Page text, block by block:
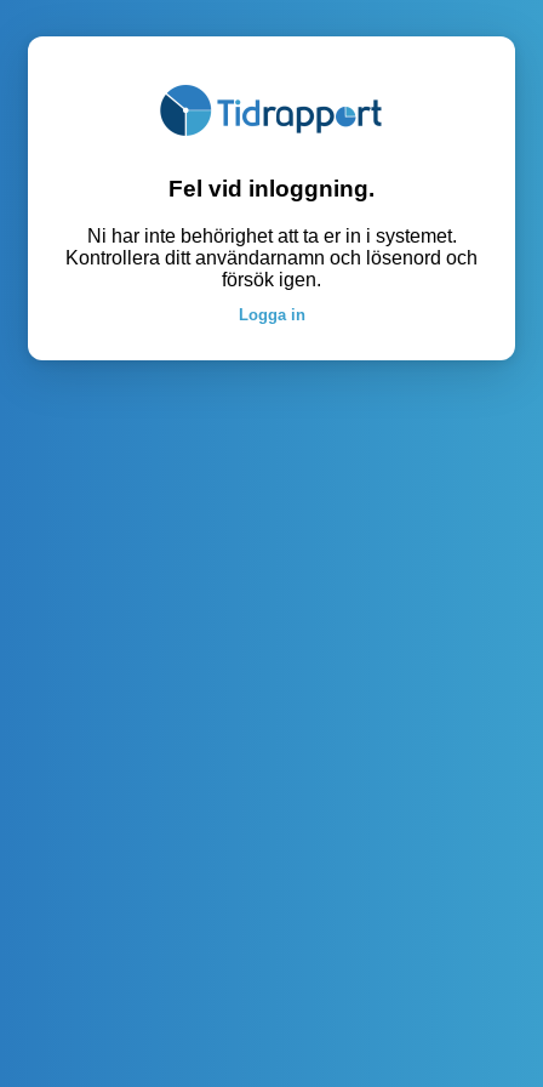
Fel vid inloggning.
Ni har inte behörighet att ta er in i systemet.
Kontrollera ditt användarnamn och lösenord och
försök igen.
Logga in